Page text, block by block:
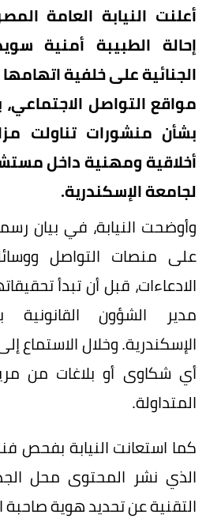
أعلنت النيابة العامة
إحالة الطبيبة أمنية
الجنائية على خلفية
مواقع التواصل
بشأن منشورات تناولت
أخلاقية ومهنية داخل
لجامعة الإسكندرية.
وأوضحت النيابة، في بيان
على منصات التواصل
الادعاءات، قبل أن تبدأ
مدير الشؤون
الإسكندرية. وخلال الاستماع
أي شكاوى أو بلاغات من
المتداولة.
كما استعانت النيابة بفحص
الذي نشر المحتوى محل
التقنية عن تحديد هوية